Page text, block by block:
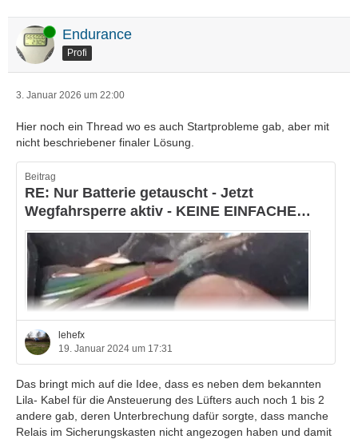
Online Endurance
Profi
3. Januar 2026 um 22:00
Hier noch ein Thread wo es auch Startprobleme gab, aber mit
nicht beschriebener finaler Lösung.
Beitrag
RE: Nur Batterie getauscht - Jetzt
Wegfahrsperre aktiv - KEINE EINFACHE
SACHE - Bitte helft mir :-)
Fehler gefunden ... Kabel war korrigiert unterm
Batteriekasten.
lehefx
19. Januar 2024 um 17:31
Das bringt mich auf die Idee, dass es neben dem bekannten
Lila- Kabel für die Ansteuerung des Lüfters auch noch 1 bis 2
andere gab, deren Unterbrechung dafür sorgte, dass manche
Relais im Sicherungskasten nicht angezogen haben und damit